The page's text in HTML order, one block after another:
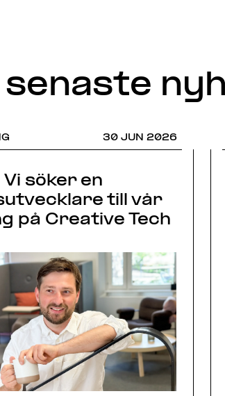
senaste
30 JUN 2026
Vi söker en
till vår
på Creative Tech